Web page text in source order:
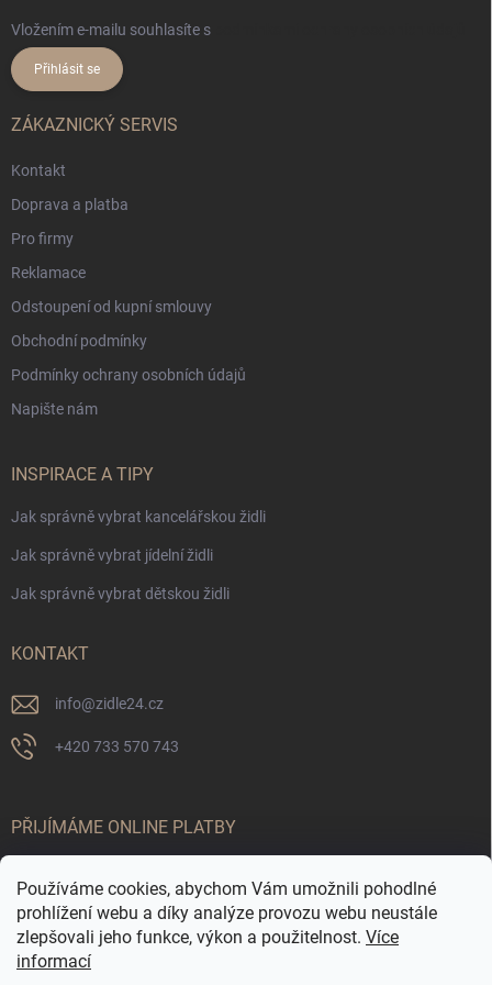
Používáme cookies, abychom Vám umožnili pohodlné
prohlížení webu a díky analýze provozu webu neustále
zlepšovali jeho funkce, výkon a použitelnost. Více
informací
Vložením e-mailu souhlasíte s
Přihlásit se
ZÁKAZNICKÝ SERVIS
Kontakt
Doprava a platba
Pro firmy
Reklamace
Odstoupení od kupní smlouvy
Obchodní podmínky
Podmínky ochrany osobních údajů
Napište nám
INSPIRACE A TIPY
Jak správně vybrat kancelářskou židli
Jak správně vybrat jídelní židli
Jak správně vybrat dětskou židli
KONTAKT
info@zidle24.cz
+420 733 570 743
PŘIJÍMÁME ONLINE PLATBY